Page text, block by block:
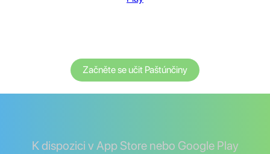
Začněte se učit Paštúnčiny
K dispozici v App Store nebo Google Play